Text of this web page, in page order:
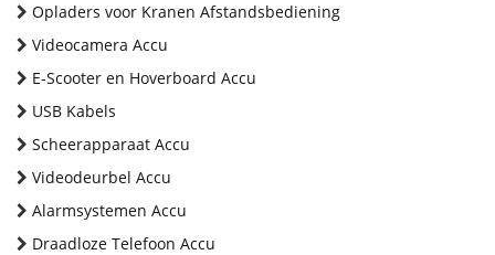
Opladers voor Kranen Afstandsbediening
Videocamera Accu
E-Scooter en Hoverboard Accu
USB Kabels
Scheerapparaat Accu
Videodeurbel Accu
Alarmsystemen Accu
Draadloze Telefoon Accu